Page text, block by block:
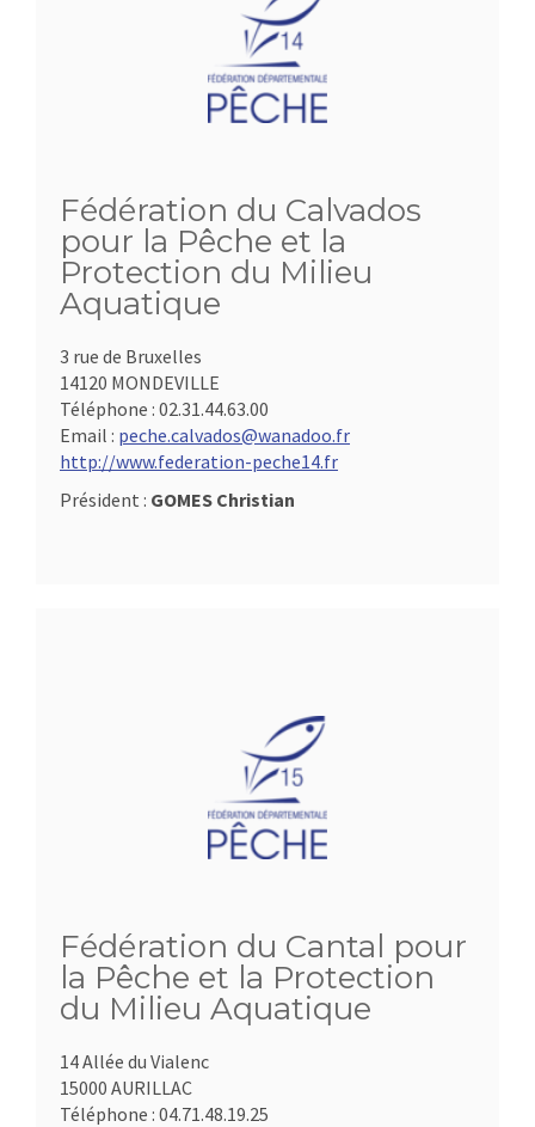
Fédération du Calvados
pour la Pêche et la
Protection du Milieu
Aquatique
3 rue de Bruxelles
14120 MONDEVILLE
Téléphone : 02.31.44.63.00
Email : peche.calvados@wanadoo.fr
http://www.federation-peche14.fr
Président : GOMES Christian
Fédération du Cantal pour
la Pêche et la Protection
du Milieu Aquatique
14 Allée du Vialenc
15000 AURILLAC
Téléphone : 04.71.48.19.25